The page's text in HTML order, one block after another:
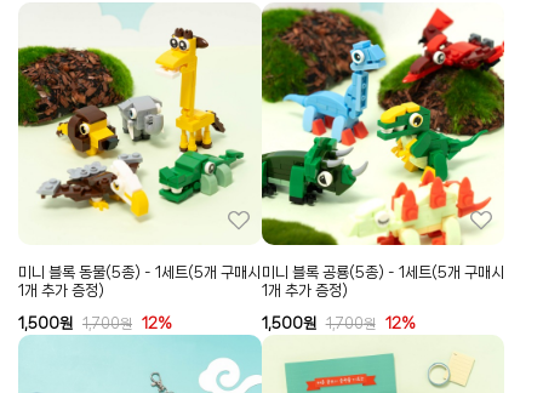
미니 블록 동물(5종) - 1세트(5개 구매시
1개 추가 증정)
1,500원 1,700원 12%
미니 블록 공룡(5종) - 1세트(5개 구매시
1개 추가 증정)
1,500원 1,700원 12%